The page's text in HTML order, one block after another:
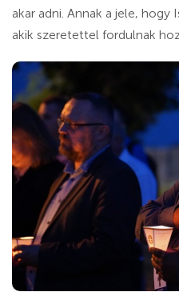
akar adni. Annak a jele,
akik szeretettel fordulnak